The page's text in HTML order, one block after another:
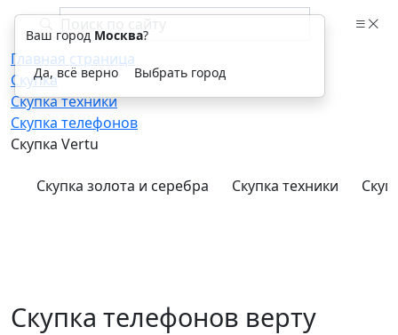
Главная страница
Скупка
Скупка техники
Скупка телефонов
Скупка Vertu
Скупка золота и серебра Скупка техники
Скупка телефонов верту
Ваш город Москва?
Да, всё верно Выбрать город